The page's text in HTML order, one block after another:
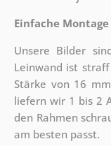
Einfache Montage
Unsere Bilder
Leinwand ist
Stärke von 16
liefern wir 1 bis 2
den Rahmen
am besten passt.